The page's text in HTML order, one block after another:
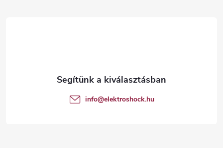
info@elektroshock.hu